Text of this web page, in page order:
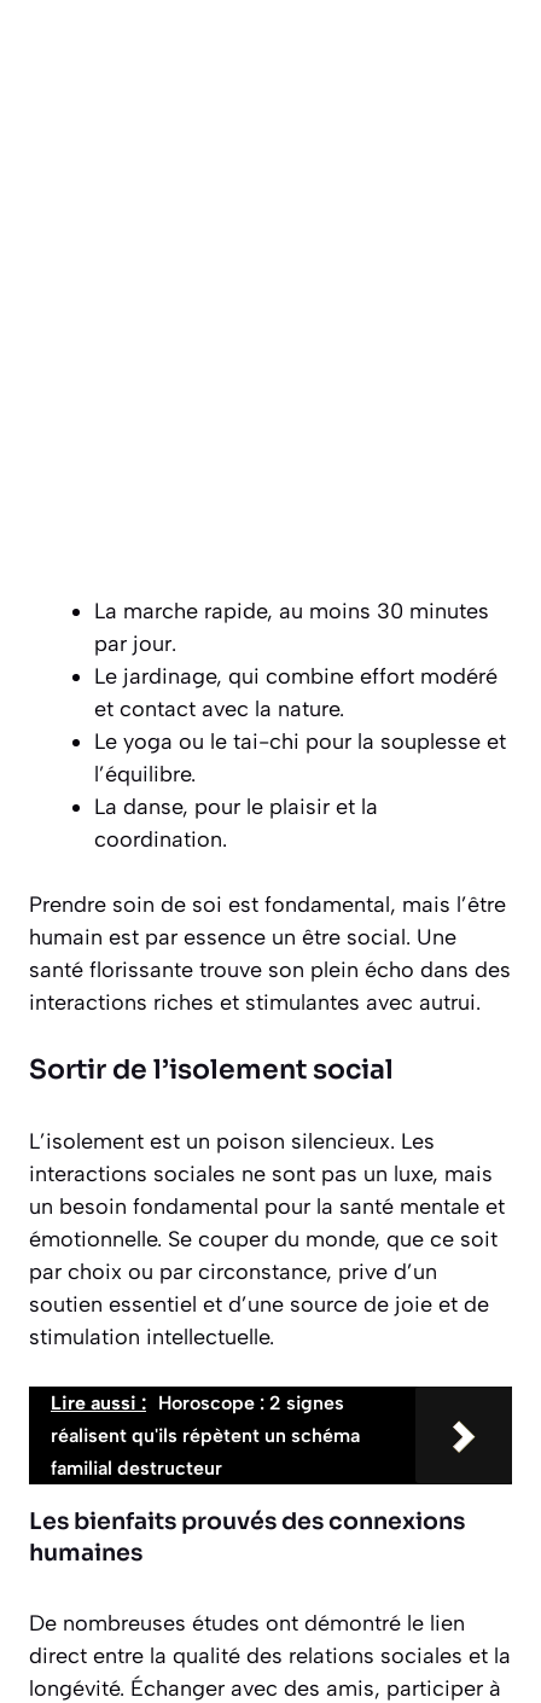
La marche rapide, au moins 30 minutes
par jour.
Le jardinage, qui combine effort modéré
et contact avec la nature.
Le yoga ou le tai-chi pour la souplesse et
l’équilibre.
La danse, pour le plaisir et la
coordination.
Prendre soin de soi est fondamental, mais l’être
humain est par essence un être social. Une
santé florissante trouve son plein écho dans des
interactions riches et stimulantes avec autrui.
Sortir de l’isolement social
L’isolement est un poison silencieux. Les
interactions sociales ne sont pas un luxe, mais
un besoin fondamental pour la santé mentale et
émotionnelle. Se couper du monde, que ce soit
par choix ou par circonstance, prive d’un
soutien essentiel et d’une source de joie et de
stimulation intellectuelle.
Lire aussi : Horoscope : 2 signes
réalisent qu'ils répètent un schéma
familial destructeur
Les bienfaits prouvés des connexions
humaines
De nombreuses études ont démontré le lien
direct entre la qualité des relations sociales et la
longévité. Échanger avec des amis, participer à